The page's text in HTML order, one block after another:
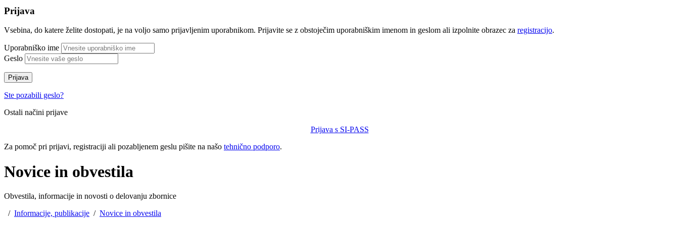
Prijava
Vsebina, do katere želite dostopati, je na voljo samo prijavljenim uporabnikom. Prijavite se z obstoječim uporabniškim imenom in geslom ali izpolnite obrazec za registracijo.
Uporabniško ime
Geslo
Prijava
Ste pozabili geslo?
Ostali načini prijave
Prijava s SI-PASS
Za pomoč pri prijavi, registraciji ali pozabljenem geslu pišite na našo tehnično podporo.
Novice in obvestila
Obvestila, informacije in novosti o delovanju zbornice
/ Informacije, publikacije / Novice in obvestila